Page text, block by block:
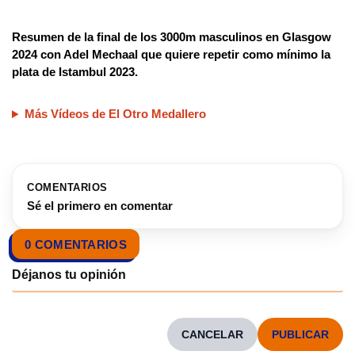
Resumen de la final de los 3000m masculinos en Glasgow
2024 con Adel Mechaal que quiere repetir como mínimo la
plata de Istambul 2023.
Más Vídeos de El Otro Medallero
COMENTARIOS
Sé el primero en comentar
0 COMENTARIOS
CANCELAR